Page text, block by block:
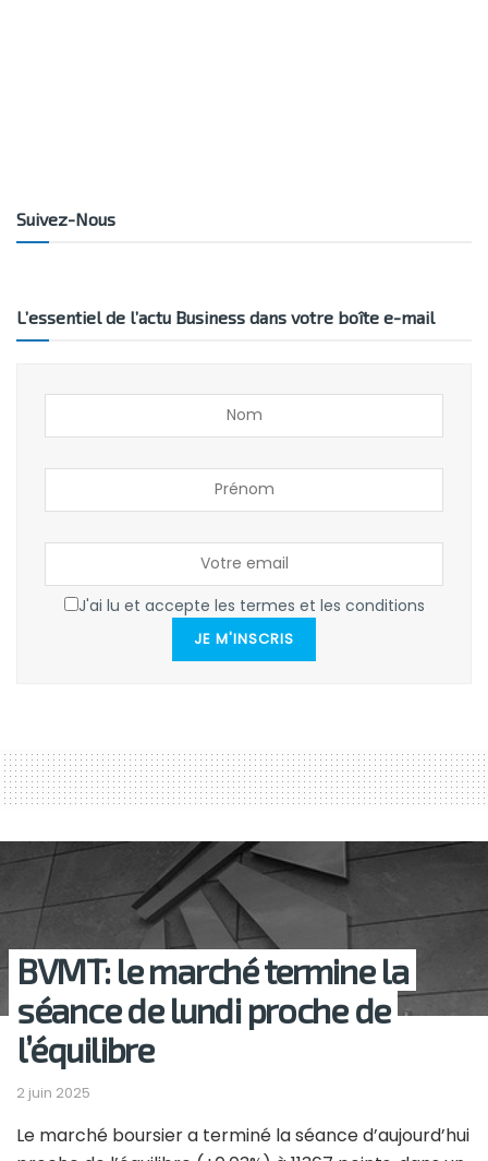
Suivez-Nous
L’essentiel de l’actu Business dans votre boîte e-mail
J'ai lu et accepte les termes et les conditions
JE M'INSCRIS
BVMT: le marché termine la
séance de lundi proche de
l’équilibre
2 juin 2025
Le marché boursier a terminé la séance d’aujourd’hui